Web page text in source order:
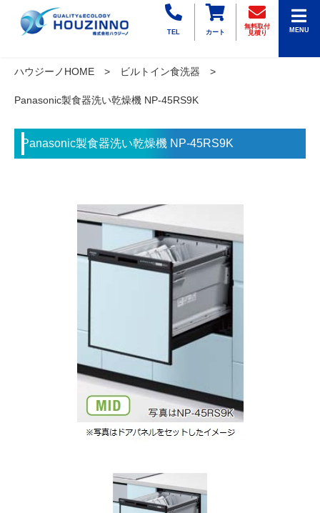
TEL カート
無料取付
見積り
MENU
ハウジーノHOME ビルトイン食洗器
Panasonic製食器洗い乾燥機 NP-45RS9K
Panasonic製食器洗い乾燥機 NP-45RS9K